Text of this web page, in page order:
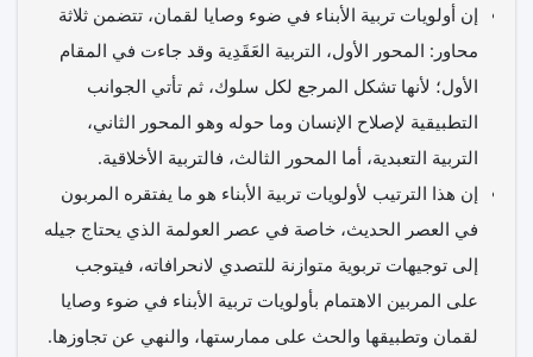
إن أولويات تربية الأبناء في ضوء وصايا لقمان، تتضمن ثلاثة
محاور: المحور الأول، التربية العَقَدِية وقد جاءت في المقام
الأول؛ لأنها تشكل المرجع لكل سلوك، ثم تأتي الجوانب
التطبيقية لإصلاح الإنسان وما حوله وهو المحور الثاني،
التربية التعبدية، أما المحور الثالث، فالتربية الأخلاقية.
إن هذا الترتيب لأولويات تربية الأبناء هو ما يفتقره المربون
في العصر الحديث، خاصة في عصر العولمة الذي يحتاج جيله
إلى توجيهات تربوية متوازنة للتصدي لانحرافاته، فيتوجب
على المربين الاهتمام بأولويات تربية الأبناء في ضوء وصايا
لقمان وتطبيقها والحث على ممارستها، والنهي عن تجاوزها.